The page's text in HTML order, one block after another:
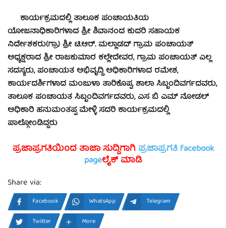
ಕಾರ್ಯಕ್ರಮದಲ್ಲಿ ತಾಲೂಕ ಪಂಚಾಯತಿಯ
ಯೋಜನಾಧಿಕಾರಿಗಳಾದ ಶ್ರೀ ಶಿವಾನಂದ ಕುದರಿ ಸಹಾಯಕ
ನಿರ್ದೇಶಕರು(ಗ್ರಾ) ಶ್ರೀ ಟಿ.ಆರ್. ಮಲ್ಲಾಡದ್ ಗ್ರಾಮ ಪಂಚಾಯತ್
ಅಧ್ಯಕ್ಷರಾದ ಶ್ರೀ ರಾಜಕುಮಾರ ಕಲ್ಲೇದೇವರ, ಗ್ರಾಮ ಪಂಚಾಯತ್ ಎಲ್ಲ
ಸದಸ್ಯರು, ಪಂಚಾಯತ ಅಭಿವೃದ್ದಿ ಅಧಿಕಾರಿಗಳಾದ ರಮೇಶ,
ಕಾರ್ಯದರ್ಶಿಗಳಾದ ಮಂಜುಳಾ ತಾರಿಕೊಪ್ಪ, ಶಾಲಾ ಸಿಬ್ಬಂದಿವರ್ಗದವರು,
ತಾಲೂಕ ಪಂಚಾಯತ ಸಿಬ್ಬಂದಿವರ್ಗದವರು, ಎಸ ಬಿ ಎಮ್ ನೋಡಲ್
ಅಧಿಕಾರಿ ಹನುಮಂತಪ್ಪ ಮೇಳ್ಳಿ ಸದರಿ ಕಾರ್ಯಕ್ರಮದಲ್ಲಿ
ಪಾಲ್ಗೋಂಡಿದ್ದರು
ಪ್ರಜಾಪ್ರಗತಿಯಿಂದ ತಾಜಾ ಸುದ್ದಿಗಾಗಿ ಪ್ರಜಾಪ್ರಗತಿ facebook
pageಲೈಕ್ ಮಾಡಿ
Share via:
Facebook WhatsApp
Telegram
Twitter
More